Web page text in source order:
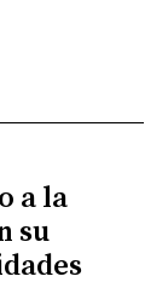
a la
su